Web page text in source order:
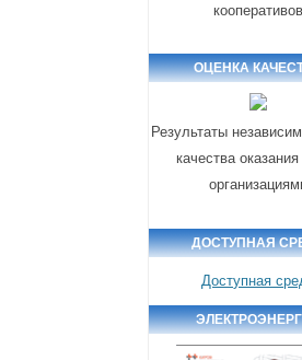
ОЦЕНКА
Результаты
качества
ДОСТУПНАЯ
Доступная